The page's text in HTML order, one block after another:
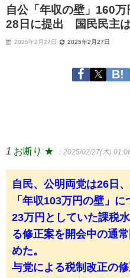
自公「年収の壁」160
28日に提出 国民民主
2025年2月27日 2025年2月27日
1 お断り ★ ：2025/02/27(木)
自民、公明両党は26日
「年収103万円の壁」
23万円としていた課税
る修正案を開会中の通
めた。
与党による税制改正の